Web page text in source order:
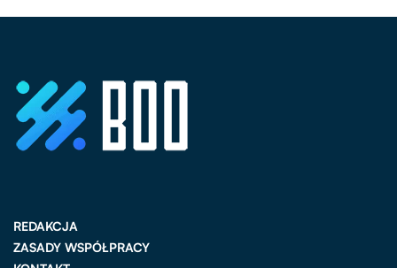
REDAKCJA
ZASADY WSPÓŁPRACY